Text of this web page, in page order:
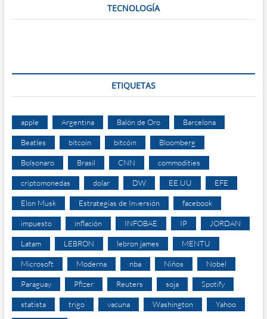
TECNOLOGÍA
ETIQUETAS
apple Argentina Balón de Oro Barcelona
Beatles bitcoin bitcóin Bloomberg
Bolsonaro Brasil CNN commodities
criptomonedas dolar DW EE.UU EFE
Elon Musk Estrategias de Inversión facebook
impuesto inflación INFOBAE IP JORDAN
Latam LEBRON lebron james MENTU
Microsoft Moderna nba Niños Nobel
Paraguay Pfizer Reuters soja Spotify
statista trigo vacuna Washington Yahoo